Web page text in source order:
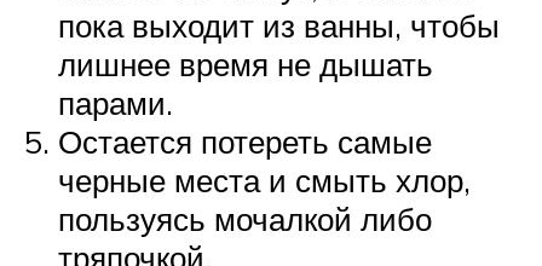
пока выходит из ванны, чтобы
лишнее время не дышать
парами.
Остается потереть самые
черные места и смыть хлор,
пользуясь мочалкой либо
тряпочкой.